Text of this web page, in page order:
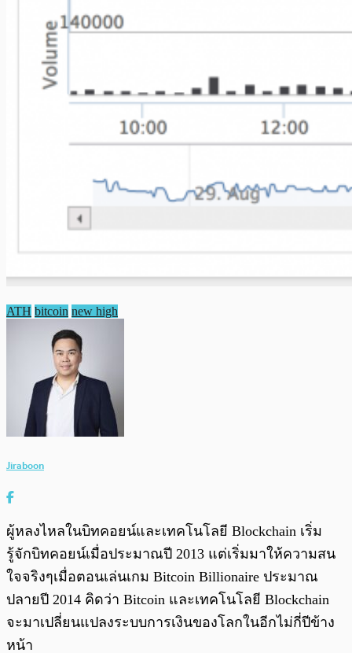
ATH bitcoin new high
Jiraboon
ผู้หลงไหลในบิทคอยน์และเทคโนโลยี Blockchain เริ่ม
รู้จักบิทคอยน์เมื่อประมาณปี 2013 แต่เริ่มมาให้ความสน
ใจจริงๆเมื่อตอนเล่นเกม Bitcoin Billionaire ประมาณ
ปลายปี 2014 คิดว่า Bitcoin และเทคโนโลยี Blockchain
จะมาเปลี่ยนแปลงระบบการเงินของโลกในอีกไม่กี่ปีข้าง
หน้า